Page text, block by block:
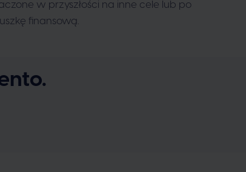
w przyszłości na inne cele lub po
finansową.